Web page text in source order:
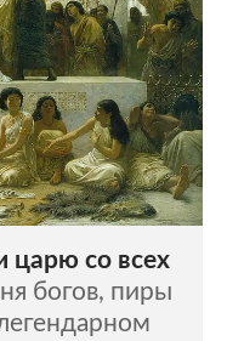
структуры
и СМИ
обитания
со всех
богов, пиры